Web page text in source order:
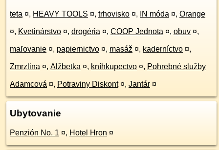
teta ¤, HEAVY TOOLS ¤, trhovisko ¤, IN móda ¤, Orange
¤, Kvetinárstvo ¤, drogéria ¤, COOP Jednota ¤, obuv ¤,
maľovanie ¤, papiernictvo ¤, masáž ¤, kaderníctvo ¤,
Zmrzlina ¤, Alžbetka ¤, kníhkupectvo ¤, Pohrebné služby
Adamcová ¤, Potraviny Diskont ¤, Jantár ¤
Ubytovanie
Penzión No. 1 ¤, Hotel Hron ¤